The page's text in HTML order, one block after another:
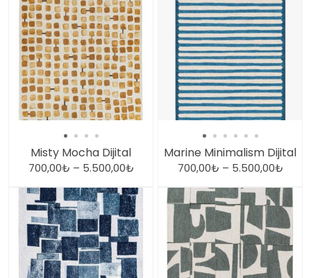
Misty Mocha Dijital
700,00₺ – 5.500,00₺
Marine Minimalism Dijital
700,00₺ – 5.500,00₺